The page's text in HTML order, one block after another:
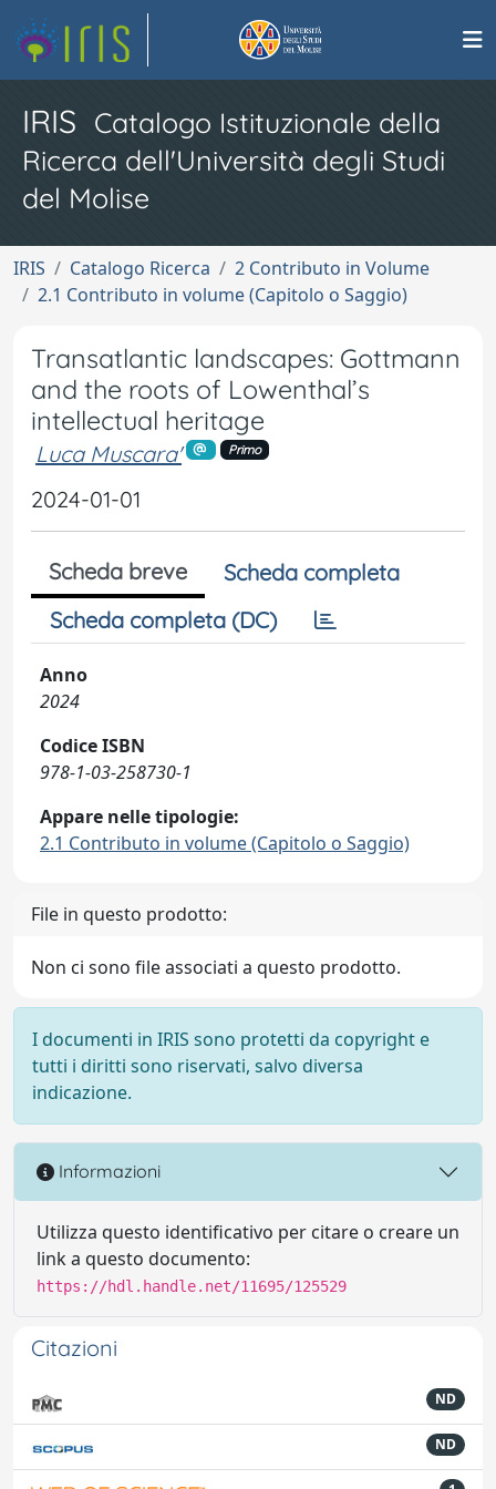
IRIS Catalogo Istituzionale della
Ricerca dell'Università degli Studi
del Molise
IRIS Catalogo Ricerca
2 Contributo in Volume
2.1 Contributo in volume (Capitolo o Saggio)
Transatlantic landscapes: Gottmann
and the roots of Lowenthal’s
intellectual heritage
Luca Muscara' Primo
2024-01-01
Scheda breve
Scheda completa
Scheda completa (DC)
Anno
2024
Codice ISBN
978-1-03-258730-1
Appare nelle tipologie:
2.1 Contributo in volume (Capitolo o Saggio)
File in questo prodotto:
Non ci sono file associati a questo prodotto.
I documenti in IRIS sono protetti da copyright e
tutti i diritti sono riservati, salvo diversa
indicazione.
Informazioni
Utilizza questo identificativo per citare o creare un
link a questo documento:
https://hdl.handle.net/11695/125529
Citazioni
ND
ND